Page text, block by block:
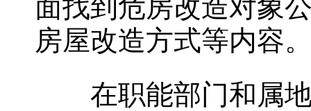
面找到危房改造对象
房屋改造方式等内容
在职能部门和属地